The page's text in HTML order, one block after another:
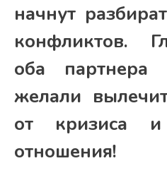
начнут
конфликтов.
оба партнера
желали
от кризиса и
отношения!